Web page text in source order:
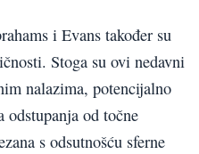
i Evans također su
Stoga su ovi nedavni
nalazima, potencijalno
odstupanja od točne
s odsutnošću sferne